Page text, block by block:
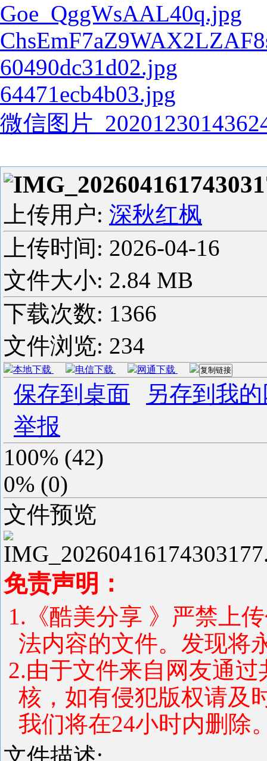
Goe_QggWsAAL40q.jpg
60490dc31d02.jpg
64471ecb4b03.jpg
微信图片
上传用户: 深秋红枫
上传时间: 2026-04-16
文件大小: 2.84 MB
下载次数: 1366
文件浏览: 234
本地下载 电信下载 网通下载 复制链接
保存到桌面
另存到我
举报
100% (42)
0% (0)
文件预览
免责声明：
1.《酷美分享 》严禁上
法内容的文件。发现将
2.由于文件来自网友通
核，如有侵犯版权请及
我们将在24小时内删除